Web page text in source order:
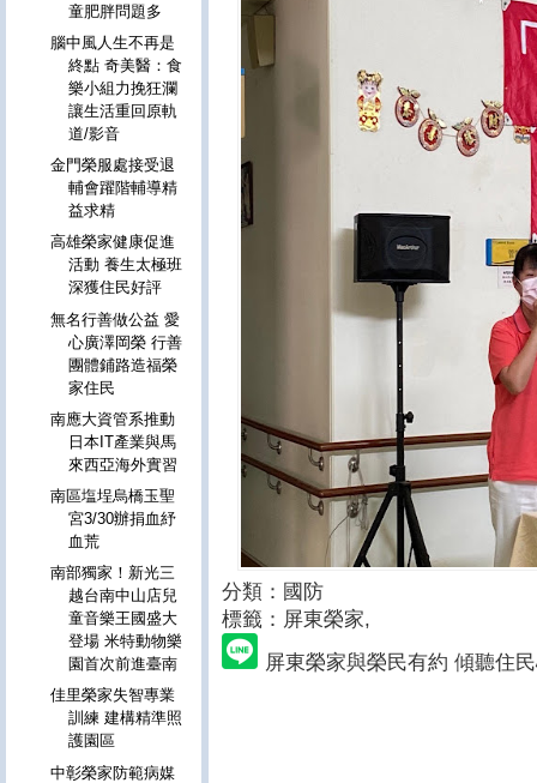
分類：國防
標籤：屏東榮家,
屏東榮家與榮民有約 傾聽住
童肥胖問題多
腦中風人生不再是
終點 奇美醫：食
樂小組力挽狂瀾
讓生活重回原軌
道/影音
金門榮服處接受退
輔會躍階輔導精
益求精
高雄榮家健康促進
活動 養生太極班
深獲住民好評
無名行善做公益 愛
心廣澤岡榮 行善
團體鋪路造福榮
家住民
南應大資管系推動
日本IT產業與馬
來西亞海外實習
南區塩埕烏橋玉聖
宮3/30辦捐血紓
血荒
南部獨家！新光三
越台南中山店兒
童音樂王國盛大
登場 米特動物樂
園首次前進臺南
佳里榮家失智專業
訓練 建構精準照
護園區
中彰榮家防範病媒